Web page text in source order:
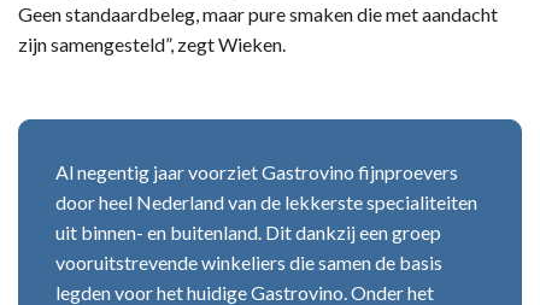
Geen standaardbeleg, maar pure smaken die met aandacht
zijn samengesteld”, zegt Wieken.
Al negentig jaar voorziet Gastrovino fijnproevers
door heel Nederland van de lekkerste specialiteiten
uit binnen- en buitenland. Dit dankzij een groep
vooruitstrevende winkeliers die samen de basis
legden voor het huidige Gastrovino. Onder het